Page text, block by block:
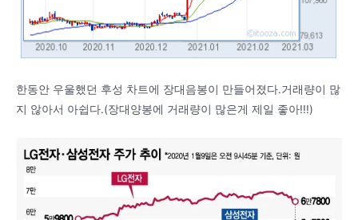
한동안 우울했던 후성 차트에 장대음봉이 만들어졌다.거래량이 많
지 않아서 아쉽다.(장대양봉에 거래량이 많은게 제일 좋아!!!)